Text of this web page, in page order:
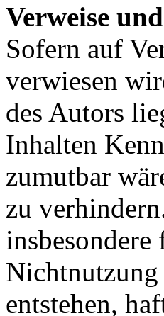
Verweise
Sofern auf
verwiesen
des Autors
Inhalten
zumutbar
zu
Nichtnutzung
entstehen,